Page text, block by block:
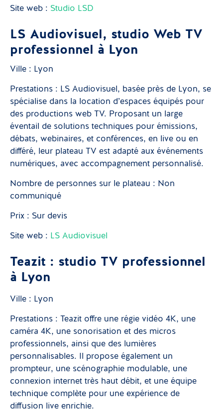
Site web : Studio LSD
LS Audiovisuel, studio Web TV
professionnel à Lyon
Ville : Lyon
Prestations : LS Audiovisuel, basée près de Lyon, se
spécialise dans la location d’espaces équipés pour
des productions web TV. Proposant un large
éventail de solutions techniques pour émissions,
débats, webinaires, et conférences, en live ou en
différé, leur plateau TV est adapté aux événements
numériques, avec accompagnement personnalisé.
Nombre de personnes sur le plateau : Non
communiqué
Prix : Sur devis
Site web : LS Audiovisuel
Teazit : studio TV professionnel
à Lyon
Ville : Lyon
Prestations : Teazit offre une régie vidéo 4K, une
caméra 4K, une sonorisation et des micros
professionnels, ainsi que des lumières
personnalisables. Il propose également un
prompteur, une scénographie modulable, une
connexion internet très haut débit, et une équipe
technique complète pour une expérience de
diffusion live enrichie.